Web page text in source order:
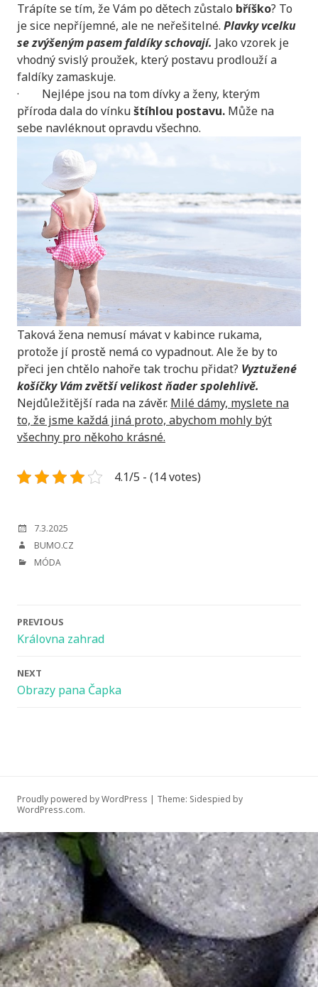
Trápíte se tím, že Vám po dětech zůstalo bříško? To
je sice nepříjemné, ale ne neřešitelné. Plavky vcelku
se zvýšeným pasem faldíky schovají. Jako vzorek je
vhodný svislý proužek, který postavu prodlouží a
faldíky zamaskuje.
· Nejlépe jsou na tom dívky a ženy, kterým
příroda dala do vínkuštíhlou postavu. Může na
sebe navléknout opravdu všechno.
Taková žena nemusí mávat v kabince rukama,
protože jí prostě nemá co vypadnout. Ale že by to
přeci jen chtělo nahoře tak trochu přidat? Vyztužené
košíčky Vám zvětší velikost ňader spolehlivě.
Nejdůležitější rada na závěr. Milé dámy, myslete na
to, že jsme každá jiná proto, abychom mohly být
všechny pro někoho krásné.
4.1/5 - (14 votes)
POSTED
7.3.2025
AUTHOR
BUMO.CZ
CATEGORIES
MÓDA
Post
navigation
PREVIOUS
Královna zahrad
NEXT
Obrazy pana Čapka
Proudly powered by WordPress | Theme: Sidespied by
WordPress.com.